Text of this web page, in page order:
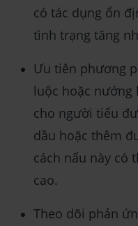
có tác dụng ổn
tình trạng tăng
Ưu tiên phương
luộc hoặc
cho người tiểu
dầu hoặc thêm
cách nấu này có
cao.
Theo dõi phản